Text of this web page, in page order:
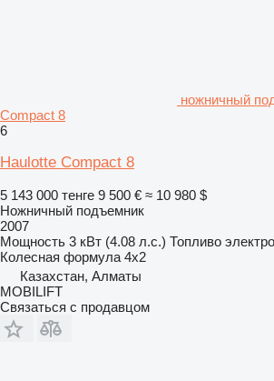
ножничный
Compact 8
6
Haulotte Compact 8
5 143 000 тенге 9 500 € ≈ 10 980 $
Ножничный подъемник
2007
Мощность 3 кВт (4.08 л.с.) Топливо электро
Колесная формула 4x2
Казахстан, Алматы
MOBILIFT
Связаться с продавцом